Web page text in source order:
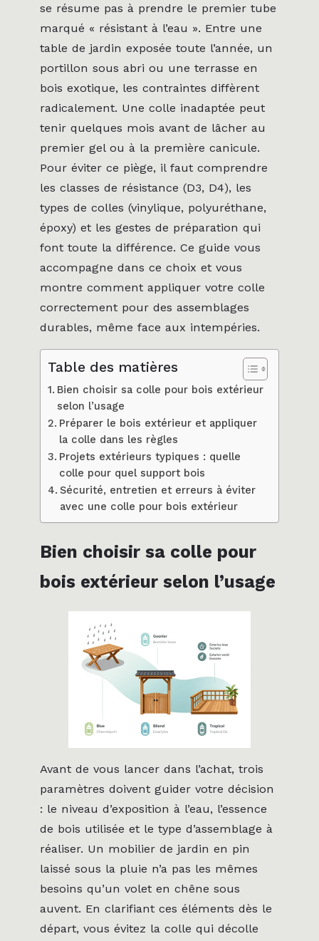
se résume pas à prendre le premier tube
marqué « résistant à l’eau ». Entre une
table de jardin exposée toute l’année, un
portillon sous abri ou une terrasse en
bois exotique, les contraintes diffèrent
radicalement. Une colle inadaptée peut
tenir quelques mois avant de lâcher au
premier gel ou à la première canicule.
Pour éviter ce piège, il faut comprendre
les classes de résistance (D3, D4), les
types de colles (vinylique, polyuréthane,
époxy) et les gestes de préparation qui
font toute la différence. Ce guide vous
accompagne dans ce choix et vous
montre comment appliquer votre colle
correctement pour des assemblages
durables, même face aux intempéries.
Table des matières
Bien choisir sa colle pour bois extérieur
selon l’usage
Préparer le bois extérieur et appliquer
la colle dans les règles
Projets extérieurs typiques : quelle
colle pour quel support bois
Sécurité, entretien et erreurs à éviter
avec une colle pour bois extérieur
Bien choisir sa colle pour
bois extérieur selon l’usage
Avant de vous lancer dans l’achat, trois
paramètres doivent guider votre décision
: le niveau d’exposition à l’eau, l’essence
de bois utilisée et le type d’assemblage à
réaliser. Un mobilier de jardin en pin
laissé sous la pluie n’a pas les mêmes
besoins qu’un volet en chêne sous
auvent. En clarifiant ces éléments dès le
départ, vous évitez la colle qui décolle